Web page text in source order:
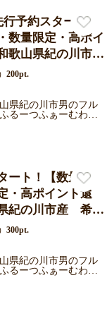
行予約スタート
数量限定・高ポイ
歌山県紀の川市産
ット(有機肥料・
〜6玉入り/送料込
お届け（一部地
200pt.
県紀の川市男のフル
るーつふぁーむわか
ート！【数量限
・高ポイント還
紀の川市産 希少
り桃(有機肥料・
域を除く）/クー
7月中旬より順
300pt.
県紀の川市男のフル
るーつふぁーむわか